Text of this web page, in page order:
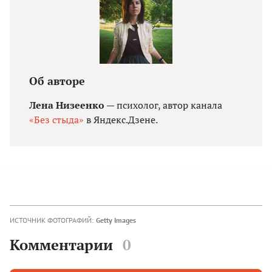
Об авторе
Лена Низеенко — психолог, автор канала
«Без стыда» в Яндекс.Дзене.
ИСТОЧНИК ФОТОГРАФИЙ: Getty Images
Комментарии 0